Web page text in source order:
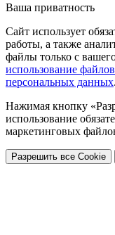
Ваша приватность
Сайт использует
работы, а также
файлы только с
использование
персональных данных.
Нажимая кнопку
использование
маркетинговых
Разрешить все Cookie